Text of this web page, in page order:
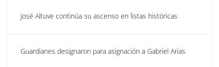
José Altuve continúa su ascenso en listas históricas
Guardianes designaron para asignación a Gabriel Arias